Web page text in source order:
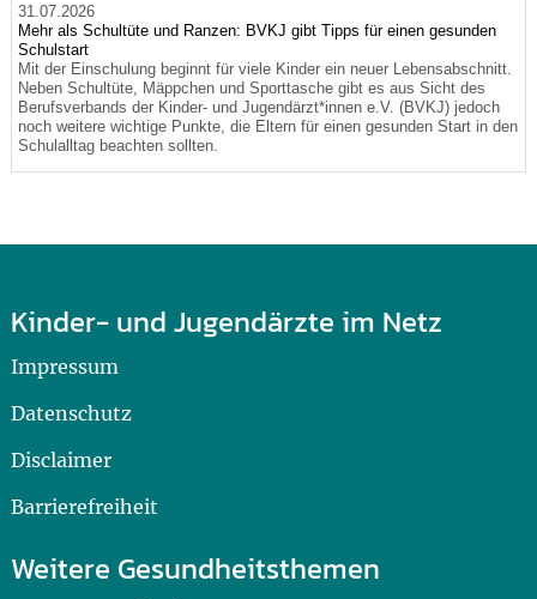
31.07.2026
Mehr als Schultüte und Ranzen: BVKJ gibt Tipps für einen gesunden
Schulstart
Mit der Einschulung beginnt für viele Kinder ein neuer Lebensabschnitt.
Neben Schultüte, Mäppchen und Sporttasche gibt es aus Sicht des
Berufsverbands der Kinder- und Jugendärzt*innen e.V. (BVKJ) jedoch
noch weitere wichtige Punkte, die Eltern für einen gesunden Start in den
Schulalltag beachten sollten.
Kinder- und Jugendärzte im Netz
Impressum
Datenschutz
Disclaimer
Barrierefreiheit
Weitere Gesundheitsthemen